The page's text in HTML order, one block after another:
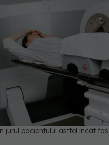
jurul pacientului astfel încât